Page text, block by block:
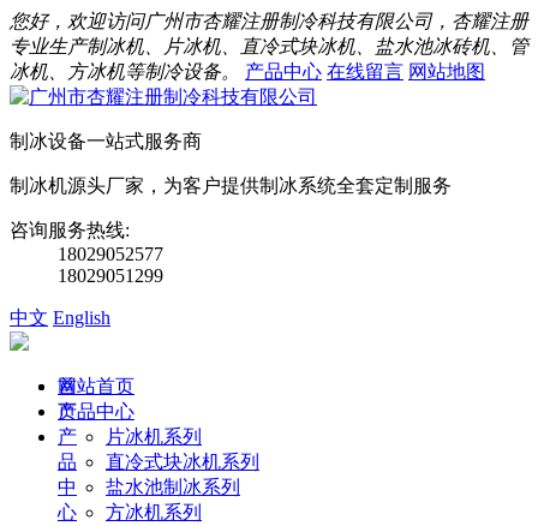
您好，欢迎访问广州市杏耀注册制冷科技有限公司，杏耀注册
专业生产制冰机、片冰机、直冷式块冰机、盐水池冰砖机、管
冰机、方冰机等制冷设备。
产品中心 在线留言 网站地图
制冰设备一站式服务商
制冰机源头厂家，为客户提供制冰系统全套定制服务
咨询服务热线:
18029052577
18029051299
中文 English
首
页
产
品
中
心
网站首页
产品中心
片冰机系列
直冷式块冰机系列
盐水池制冰系列
方冰机系列